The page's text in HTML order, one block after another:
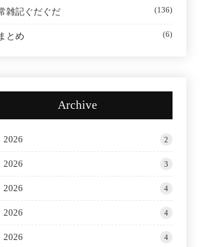
雑記ぐだぐだ (136)
とめ (6)
Archive
2026 2
2026 3
2026 4
2026 4
2026 4